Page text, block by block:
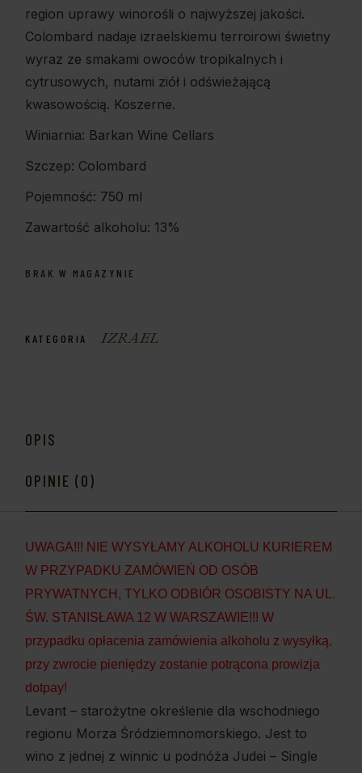
region uprawy winorośli o najwyższej jakości.
Colombard nadaje izraelskiemu terroirowi świetny
wyraz ze smakami owoców tropikalnych i
cytrusowych, nutami ziół i odświeżającą
kwasowością. Koszerne.
Winiarnia: Barkan Wine Cellars
Szczep: Colombard
Pojemność: 750 ml
Zawartość alkoholu: 13%
BRAK W MAGAZYNIE
KATEGORIA IZRAEL
OPIS
OPINIE (0)
UWAGA!!! NIE WYSYŁAMY ALKOHOLU KURIEREM
W PRZYPADKU ZAMÓWIEŃ OD OSÓB
PRYWATNYCH, TYLKO ODBIÓR OSOBISTY NA UL.
ŚW. STANISŁAWA 12 W WARSZAWIE!!! W
przypadku opłacenia zamówienia alkoholu z wysyłką,
przy zwrocie pieniędzy zostanie potrącona prowizja
dotpay!
Levant – starożytne określenie dla wschodniego
regionu Morza Śródziemnomorskiego. Jest to
wino z jednej z winnic u podnóża Judei – Single